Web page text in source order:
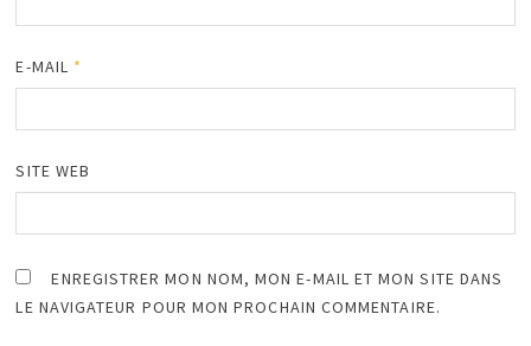
E-MAIL *
SITE WEB
ENREGISTRER MON NOM, MON E-MAIL ET MON SITE DANS
LE NAVIGATEUR POUR MON PROCHAIN COMMENTAIRE.